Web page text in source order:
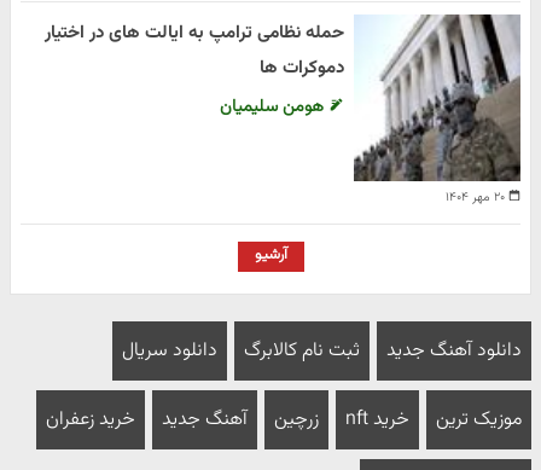
۲۰ مهر ۱۴۰۴
حمله نظامی ترامپ به ایالت های در اختیار
دموکرات ها
هومن سلیمیان
آرشیو
دانلود آهنگ جدید ثبت نام کالابرگ دانلود سریال
موزیک ترین خرید nft زرچین آهنگ جدید خرید زعفران